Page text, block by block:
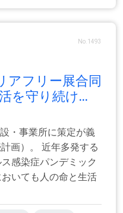
No.1493
アフリー展合同
を守り続け...
・事業所に策定が義
画）。 近年多発する
感染症パンデミック
いても人の命と生活